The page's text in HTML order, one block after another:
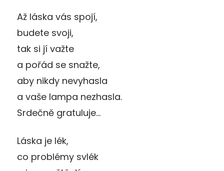
Až láska vás spojí,
budete svoji,
tak si jí važte
a pořád se snažte,
aby nikdy nevyhasla
a vaše lampa nezhasla.
Srdečně gratuluje…
Láska je lék,
co problémy svlék